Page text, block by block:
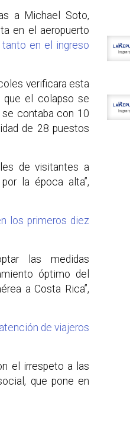
a Michael Soto,
en el aeropuerto
en el ingreso
verificara esta
que el colapso se
contaba con 10
de 28 puestos
de visitantes a
la época alta”,
los primeros diez
las medidas
óptimo del
a Costa Rica”,
de viajeros
el irrespeto a las
que pone en